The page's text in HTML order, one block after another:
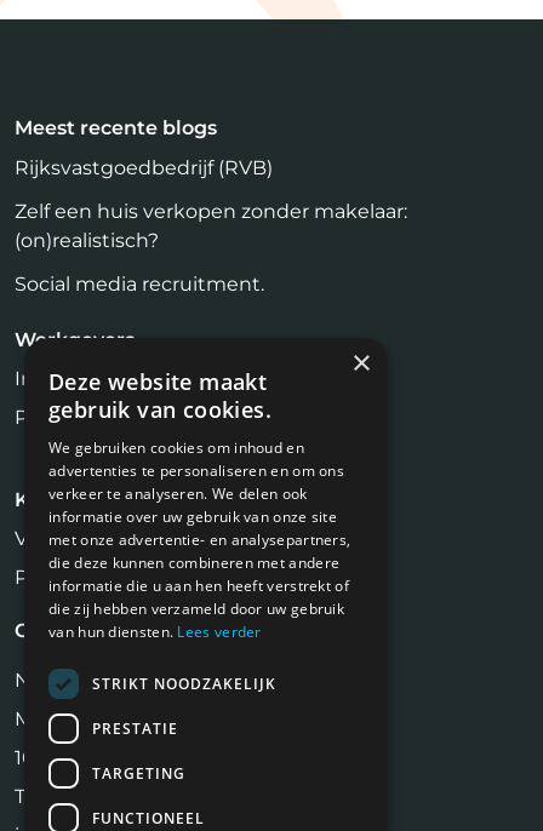
Meest recente blogs
Rijksvastgoedbedrijf (RVB)
Zelf een huis verkopen zonder makelaar:
(on)realistisch?
Social media recruitment.
Werkgevers
Inloggen
Plaats vacature
Kandidaten
Vastgoed Vacatures
Profiel aanmaken
Contact
NiVa Media
Maassluisstraat 2
1062 GD Amsterdam
Tel:
06 17 13 90 41
×
Deze website maakt
gebruik van cookies.
We gebruiken cookies om inhoud en
advertenties te personaliseren en om ons
verkeer te analyseren. We delen ook
informatie over uw gebruik van onze site
met onze advertentie- en analysepartners,
die deze kunnen combineren met andere
informatie die u aan hen heeft verstrekt of
die zij hebben verzameld door uw gebruik
van hun diensten. Lees verder
STRIKT NOODZAKELIJK
PRESTATIE
TARGETING
FUNCTIONEEL